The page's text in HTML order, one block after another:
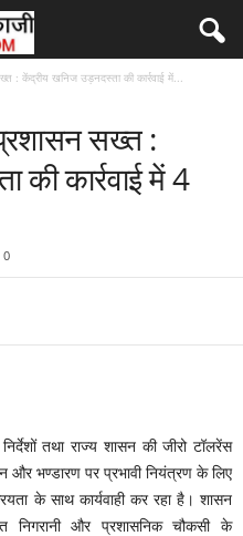
केंद्रीय खनिज उड़नदस्ता की कार्रवाई में...
सख्त :
कार्रवाई में 4
0
तथा राज्य शासन की जीरो टॉलरेंस
भण्डारण पर प्रभावी नियंत्रण के लिए
के साथ कार्यवाही कर रहा है। शासन
निगरानी और प्रशासनिक चौकसी के